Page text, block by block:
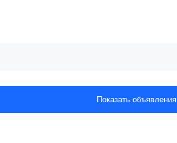
Показать объявления